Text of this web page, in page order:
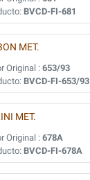
BVCD-FI-681
MET.
Original :653/93
BVCD-FI-653/93
MET.
Original :678A
BVCD-FI-678A